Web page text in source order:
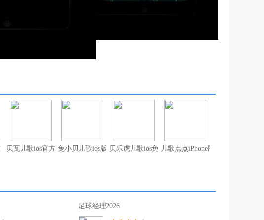
贝瓦儿歌ios官方版兔小贝儿歌ios版 贝乐虎儿歌ios免费版儿歌点点iPhone版
足球经理2026